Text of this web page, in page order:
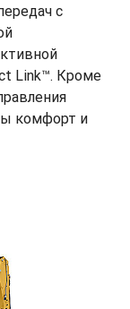
с
Link™. Кроме
комфорт и